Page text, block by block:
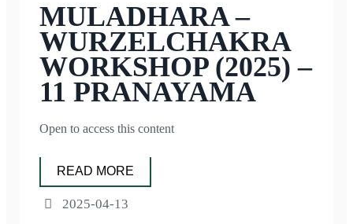
MULADHARA –
WURZELCHAKRA
WORKSHOP (2025) –
11 PRANAYAMA
Open to access this content
READ MORE
2025-04-13